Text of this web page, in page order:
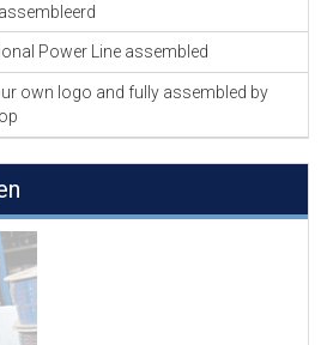
Power Line assembled
own logo and fully assembled by